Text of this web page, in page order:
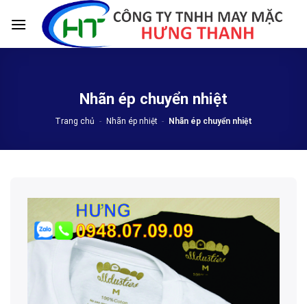
Nhãn ép chuyển nhiệt
Trang chủ - Nhãn ép nhiệt - Nhãn ép chuyển nhiệt